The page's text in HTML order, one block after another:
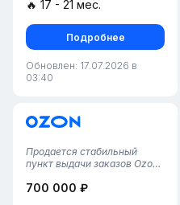
🔥 17 - 21 мес.
Подробнее
Обновлен: 17.07.2026 в
03:40
Продается стабильный
пункт выдачи заказов Ozon
Бизнес работает почти 3
700 000 ₽